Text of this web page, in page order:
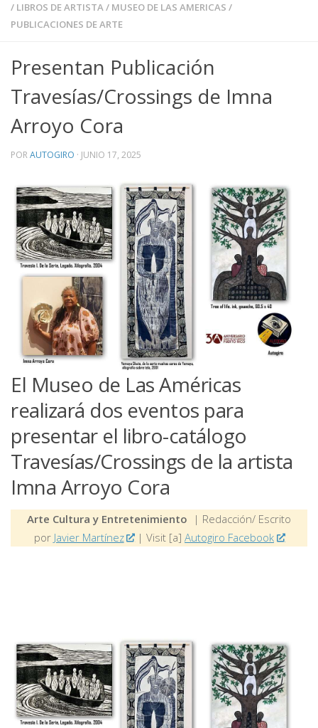
/ LIBROS DE ARTISTA/ MUSEO DE LAS AMERICAS /
PUBLICACIONES DE ARTE
Presentan Publicación
Travesías/Crossings de Imna
Arroyo Cora
PORAUTOGIRO · JUNIO 17, 2025
El Museo de Las Américas
realizará dos eventos para
presentar el libro-catálogo
Travesías/Crossings de la artista
Imna Arroyo Cora
Arte Cultura y Entretenimiento | Redacción/ Escrito
por Javier Martínez | Visit [a] Autogiro Facebook